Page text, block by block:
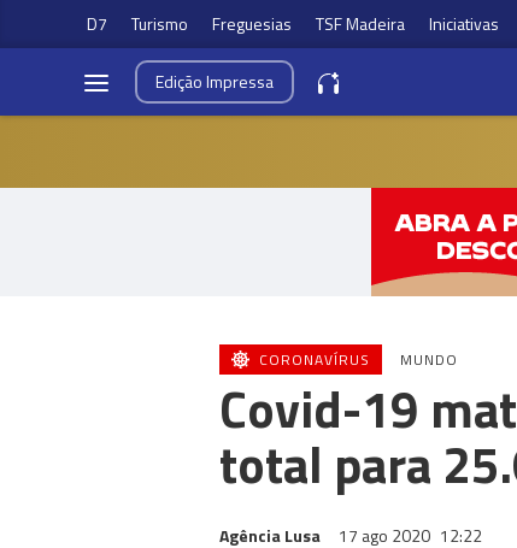
D7 Turismo Freguesias TSF Madeira Iniciativas
EdiçãoImpressa
CORONAVÍRUS MUNDO
Covid-19
total para
Agência Lusa 17 ago 2020 12:22